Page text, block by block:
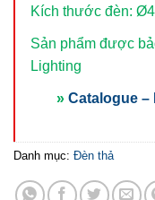
Kích thước đèn:
Sản phẩm được
Lighting
» Catalogue –
Danh mục: Đèn thả